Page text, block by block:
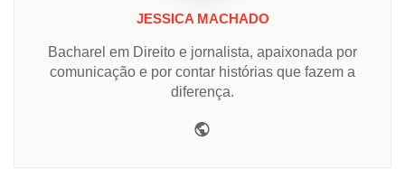
JESSICA MACHADO
Bacharel em Direito e jornalista, apaixonada por
comunicação e por contar histórias que fazem a
diferença.